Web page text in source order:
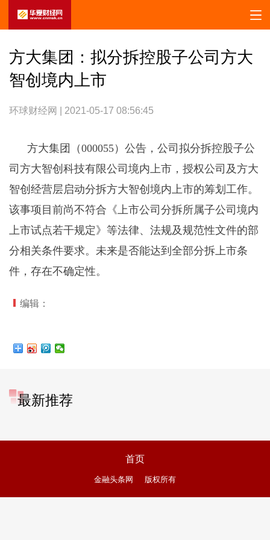
方大集团：拟分拆控股子公司方大
智创境内上市
环球财经网 | 2021-05-17 08:56:45
方大集团（000055）公告，公司拟分拆控股子公
司方大智创科技有限公司境内上市，授权公司及方大
智创经营层启动分拆方大智创境内上市的筹划工作。
该事项目前尚不符合《上市公司分拆所属子公司境内
上市试点若干规定》等法律、法规及规范性文件的部
分相关条件要求。未来是否能达到全部分拆上市条
件，存在不确定性。
编辑：
最新推荐
首页
金融头条网 版权所有